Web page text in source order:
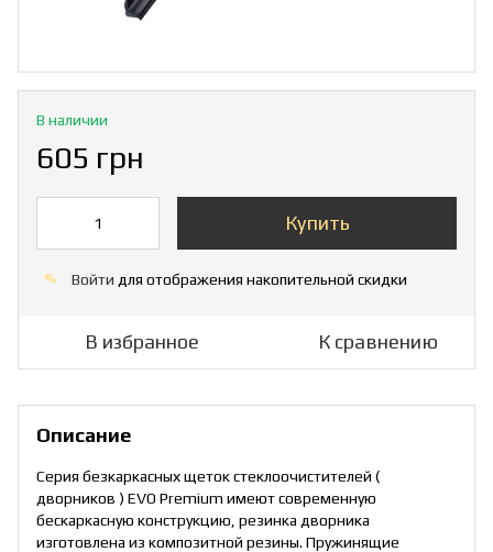
В наличии
605 грн
Купить
% Войти для отображения накопительной скидки
В избранное К сравнению
Описание
Серия безкаркасных щеток стеклоочистителей (
дворников ) EVO Premium имеют современную
бескаркасную конструкцию, резинка дворника
изготовлена из композитной резины. Пружинящие